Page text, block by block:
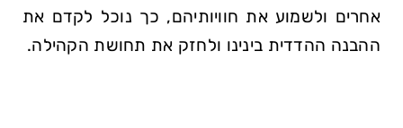
אחרים ולשמוע את חוויותיהם, כך נוכל לקדם את
ההבנה ההדדית בינינו ולחזק את תחושת הקהילה.